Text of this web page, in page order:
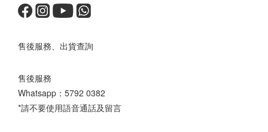
售後服務、出貨查詢
售後服務
Whatsapp： 5792 0382
*請不要使用語音通話及留言